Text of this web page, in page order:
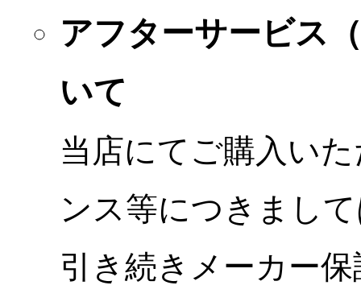
アフターサービス
いて
当店にてご購入い
ンス等につきまし
引き続きメーカー